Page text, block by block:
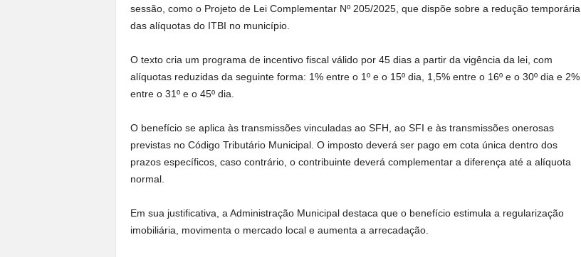
sessão, como o Projeto de Lei Complementar Nº 205/2025, que dispõe sobre a redução temporária
das alíquotas do ITBI no município.
O texto cria um programa de incentivo fiscal válido por 45 dias a partir da vigência da lei, com
alíquotas reduzidas da seguinte forma: 1% entre o 1º e o 15º dia, 1,5% entre o 16º e o 30º dia e 2%
entre o 31º e o 45º dia.
O benefício se aplica às transmissões vinculadas ao SFH, ao SFI e às transmissões onerosas
previstas no Código Tributário Municipal. O imposto deverá ser pago em cota única dentro dos
prazos específicos, caso contrário, o contribuinte deverá complementar a diferença até a alíquota
normal.
Em sua justificativa, a Administração Municipal destaca que o benefício estimula a regularização
imobiliária, movimenta o mercado local e aumenta a arrecadação.